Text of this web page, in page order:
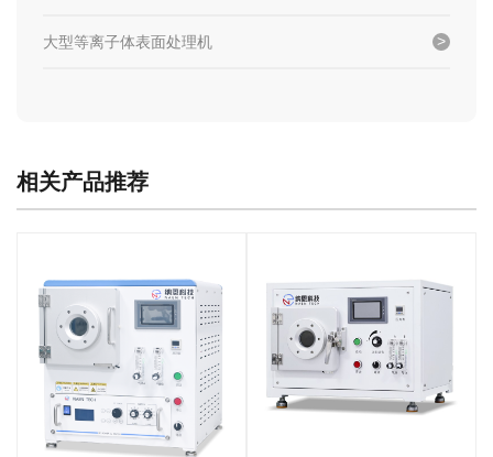
大型等离子体表面处理机
相关产品推荐